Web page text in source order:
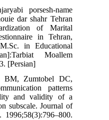
porsesh-name
dar shahr Tehran
of Marital
in Tehran,
in Educational
Moallem
[Persian]
BM, Zumtobel DC,
patterns
and validity of a
subscale. Journal of
1996;58(3):796–800.